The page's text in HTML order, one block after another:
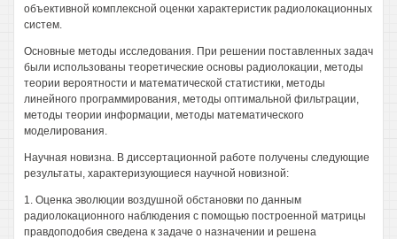
объективной комплексной оценки характеристик радиолокационных
систем.
Основные методы исследования. При решении поставленных задач
были использованы теоретические основы радиолокации, методы
теории вероятности и математической статистики, методы
линейного программирования, методы оптимальной фильтрации,
методы теории информации, методы математического
моделирования.
Научная новизна. В диссертационной работе получены следующие
результаты, характеризующиеся научной новизной:
1. Оценка эволюции воздушной обстановки по данным
радиолокационного наблюдения с помощью построенной матрицы
правдоподобия сведена к задаче о назначении и решена